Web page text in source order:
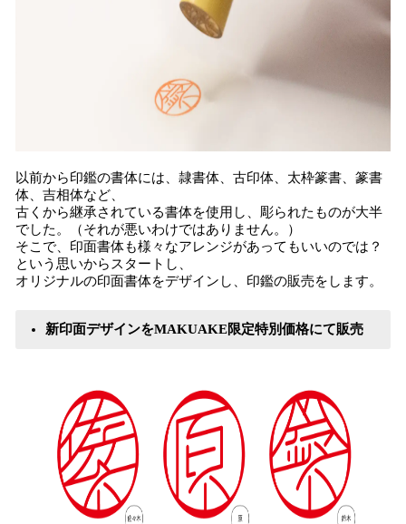
以前から印鑑の書体には、隷書体、古印体、太枠篆書、篆書
体、吉相体など、
古くから継承されている書体を使用し、彫られたものが大半
でした。（それが悪いわけではありません。）
そこで、印面書体も様々なアレンジがあってもいいのでは？
という思いからスタートし、
オリジナルの印面書体をデザインし、印鑑の販売をします。
新印面デザインをMAKUAKE限定特別価格にて販売